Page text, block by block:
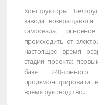
Конструкторы
завода
самосвала,
происходить от
настоящее время
стадии проекта:
базе 240-тонного
время руководство...